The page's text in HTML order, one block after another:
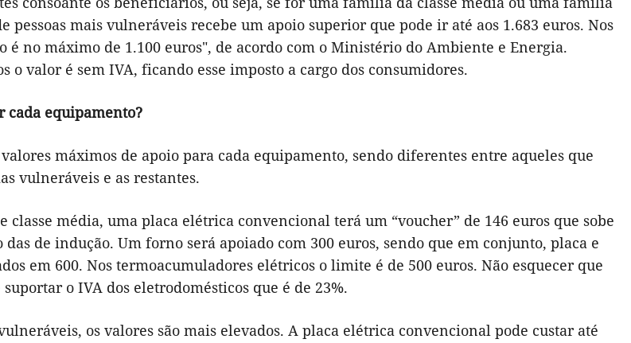
pessoas mais vulneráveis recebe um apoio superior que pode ir até aos 1.683 euros. Nos
é no máximo de 1.100 euros", de acordo com o Ministério do Ambiente e Energia.
o valor é sem IVA, ficando esse imposto a cargo dos consumidores.
equipamento?
máximos de apoio para cada equipamento, sendo diferentes entre aqueles que
vulneráveis e as restantes.
classe média, uma placa elétrica convencional terá um “voucher” de 146 euros que sobe
das de indução. Um forno será apoiado com 300 euros, sendo que em conjunto, placa e
em 600. Nos termoacumuladores elétricos o limite é de 500 euros. Não esquecer que
o IVA dos eletrodomésticos que é de 23%.
os valores são mais elevados. A placa elétrica convencional pode custar até